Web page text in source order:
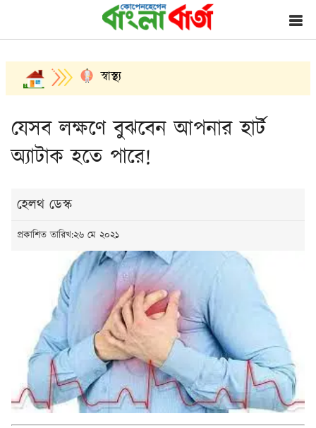
স্বাস্থ্য
যেসব লক্ষণে বুঝবেন আপনার হার্ট
অ্যাটাক হতে পারে!
হেলথ ডেস্ক
প্রকাশিত তারিখ:২৬ মে ২০২১